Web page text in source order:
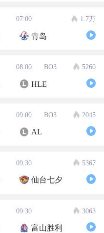
07:00 1.7万
青岛
08:00 BO3 5260
HLE
09:00 BO3 2045
AL
09:30 5367
仙台七夕
09:30 3063
富山胜利